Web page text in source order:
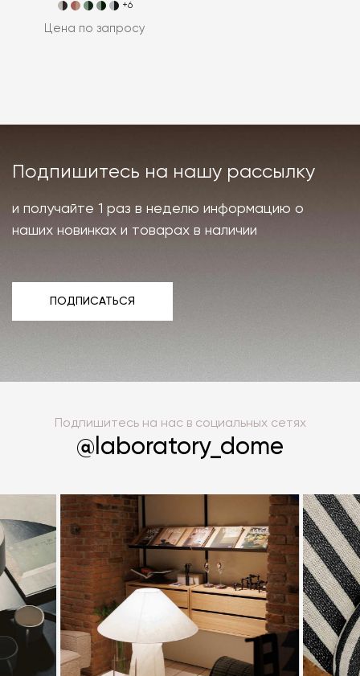
+6
Цена по запросу
Подпишитесь на нашу рассылку
и получайте 1 раз в неделю информацию о
наших новинках и товарах в наличии
ПОДПИСАТЬСЯ
Подпишитесь на нас в социальных сетях
@laboratory_dome